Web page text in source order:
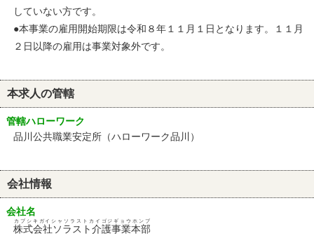
していない方です。
●本事業の雇用開始期限は令和８年１１月１日となります。１１月
２日以降の雇用は事業対象外です。
本求人の管轄
管轄ハローワーク
品川公共職業安定所（ハローワーク品川）
会社情報
会社名
株式会社ソラスト介護事業本部
カブシキガイシャソラストカイゴジギョウホンブ